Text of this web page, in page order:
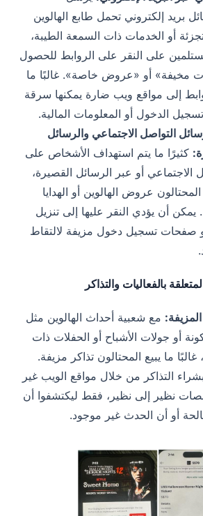
بريد إلكتروني تحمل طابع الهالوين
أو الخدمات ذات السمعة الطيبة،
على النقر على الروابط للحصول
مخيفة» أو «عروض خاصة». غالبًا ما
إلى مواقع ويب ضارة يمكنها سرقة
تسجيل الدخول أو المعلومات المالية.
التواصل الاجتماعي والرسائل
كثيرًا ما يتم استهداف الأشخاص على
الاجتماعي أو عبر الرسائل القصيرة،
عروض الهالوين أو الهدايا
يمكن أن يؤدي النقر عليها إلى تنزيل
صفحات تسجيل دخول مزيفة لالتقاط
بالفعاليات والتذاكر
مع شعبية أحداث الهالوين مثل
أو جولات الأشباح أو الحفلات ذات
ما يبيع المحتالون تذاكر مزيفة.
التذاكر من خلال مواقع الويب غير
نظير إلى نظير، فقط ليكتشفوا أن
أو أن الحدث غير موجود.